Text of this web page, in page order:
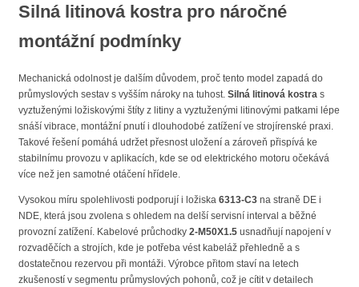
Silná litinová kostrapro náročné
montážní podmínky
Mechanická odolnost je dalším důvodem, proč tento model zapadá do
průmyslových sestav s vyšším nároky na tuhost. Silná litinová kostra s
vyztuženými ložiskovými štíty z litiny a vyztuženými litinovými patkami lépe
snáší vibrace, montážní pnutí i dlouhodobé zatížení ve strojírenské praxi.
Takové řešení pomáhá udržet přesnost uložení a zároveň přispívá ke
stabilnímu provozu v aplikacích, kde se od elektrického motoru očekává
více než jen samotné otáčení hřídele.
Vysokou míru spolehlivosti podporují i ložiska 6313-C3 na straně DE i
NDE, která jsou zvolena s ohledem na delší servisní interval a běžné
provozní zatížení. Kabelové průchodky 2-M50X1.5 usnadňují napojení v
rozvaděčích a strojích, kde je potřeba vést kabeláž přehledně a s
dostatečnou rezervou při montáži. Výrobce přitom staví na letech
zkušeností v segmentu průmyslových pohonů, což je cítit v detailech